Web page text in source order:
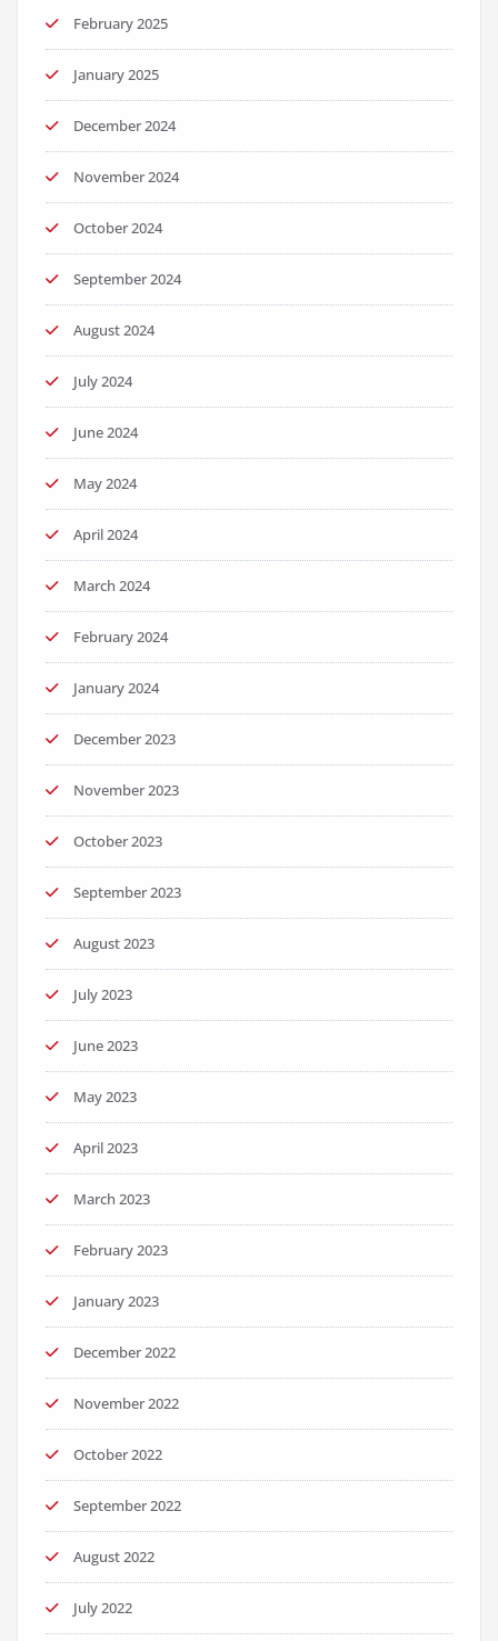
February 2025
January 2025
December 2024
November 2024
October 2024
September 2024
August 2024
July 2024
June 2024
May 2024
April 2024
March 2024
February 2024
January 2024
December 2023
November 2023
October 2023
September 2023
August 2023
July 2023
June 2023
May 2023
April 2023
March 2023
February 2023
January 2023
December 2022
November 2022
October 2022
September 2022
August 2022
July 2022